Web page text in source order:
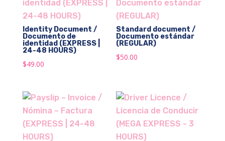
Identity Document /
Documento de
identidad (EXPRESS |
24-48 HOURS)
$49.00
Standard document /
Documento estándar
(REGULAR)
$50.00